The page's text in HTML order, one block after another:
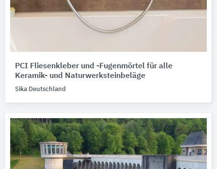
PCI Fliesenkleber und -Fugenmörtel für alle
Keramik- und Naturwerksteinbeläge
Sika Deutschland